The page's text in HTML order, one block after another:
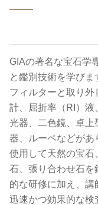
GIAの著名な宝石学
と鑑別技術を学び
フィルターと取り
計、屈折率（RI）液
光器、二色鏡、卓上
器、ルーペなどがあ
使用して天然の宝石
石、張り合わせ石を
的な研修に加え、講
迅速かつ効果的な検